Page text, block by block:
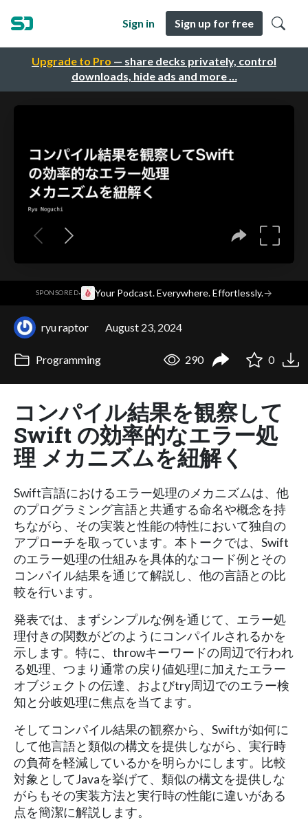
Upgrade to Pro — share decks privately, control
downloads, hide ads and more …
Sign in Sign up for free
SPONSORED· Your Podcast. Everywhere. Effortlessly.→
ryu raptor August 23, 2024
Programming 290 0
コンパイル結果を観察して
Swift の効率的なエラー処
理 メカニズムを紐解く
Swift言語におけるエラー処理のメカニズムは、他
のプログラミング言語と共通する命名や概念を持
ちながら、その実装と性能の特性において独自の
アプローチを取っています。本トークでは、Swift
のエラー処理の仕組みを具体的なコード例とその
コンパイル結果を通じて解説し、他の言語との比
較を行います。
発表では、まずシンプルな例を通じて、エラー処
理付きの関数がどのようにコンパイルされるかを
示します。特に、throwキーワードの周辺で行われ
る処理、つまり通常の戻り値処理に加えたエラー
オブジェクトの伝達、およびtry周辺でのエラー検
知と分岐処理に焦点を当てます。
そしてコンパイル結果の観察から、Swiftが如何に
して他言語と類似の構文を提供しながら、実行時
の負荷を軽減しているかを明らかにします。比較
対象としてJavaを挙げて、類似の構文を提供しな
がらもその実装方法と実行時の性能に違いがある
点を簡潔に解説します。